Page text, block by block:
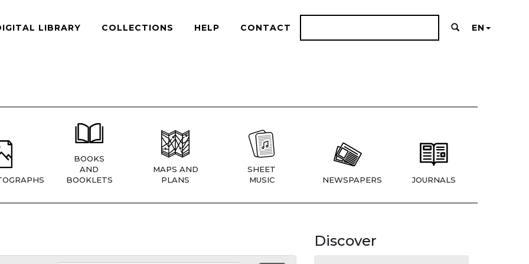
LIBRARY COLLECTIONS HELP CONTACT EN
BOOKS
AND
BOOKLETS
MAPS AND
PLANS
SHEET
MUSIC
NEWSPAPERS JOURNALS
Discover